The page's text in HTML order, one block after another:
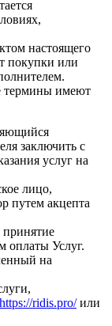
настоящего
покупки или
термины имеют
заключить с
услуг на
лицо,
путем акцепта
принятие
оплаты Услуг.
на
https://ridis.pro/ или